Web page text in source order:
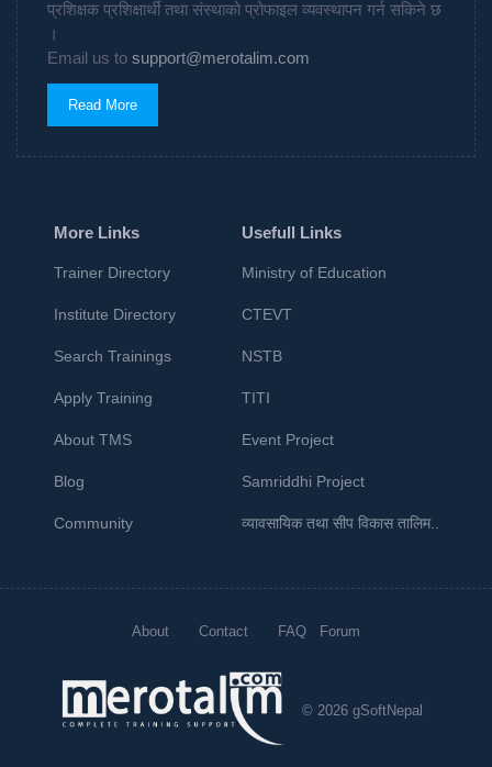
प्रशिक्षक प्रशिक्षार्थी तथा संस्थाको प्रोफाइल व्यवस्थापन गर्न सकिने छ
।
Email us to support@merotalim.com
Read More
More Links
Trainer Directory
Institute Directory
Search Trainings
Apply Training
About TMS
Blog
Community
Usefull Links
Ministry of Education
CTEVT
NSTB
TITI
Event Project
Samriddhi Project
व्यावसायिक तथा सीप विकास तालिम..
© 2026 gSoftNepal
About Contact FAQ Forum